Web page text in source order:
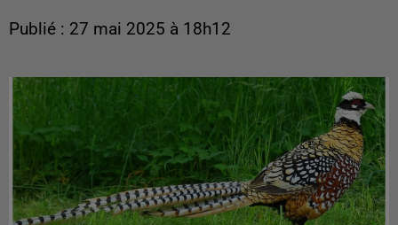
Publié : 27 mai 2025 à 18h12